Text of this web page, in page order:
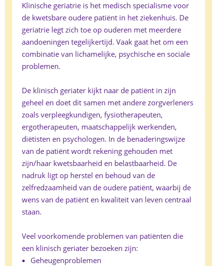
Klinische geriatrie is het medisch specialisme voor
de kwetsbare oudere patiënt in het ziekenhuis. De
geriatrie legt zich toe op ouderen met meerdere
aandoeningen tegelijkertijd. Vaak gaat het om een
combinatie van lichamelijke, psychische en sociale
problemen.
De klinisch geriater kijkt naar de patiënt in zijn
geheel en doet dit samen met andere zorgverleners
zoals verpleegkundigen, fysiotherapeuten,
ergotherapeuten, maatschappelijk werkenden,
diëtisten en psychologen. In de benaderingswijze
van de patiënt wordt rekening gehouden met
zijn/haar kwetsbaarheid en belastbaarheid. De
nadruk ligt op herstel en behoud van de
zelfredzaamheid van de oudere patiënt, waarbij de
wens van de patiënt en kwaliteit van leven centraal
staan.
Veel voorkomende problemen van patiënten die
een klinisch geriater bezoeken zijn:
Geheugenproblemen